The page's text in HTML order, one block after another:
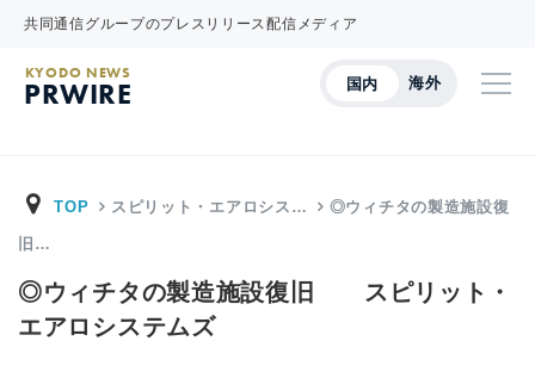
共同通信グループのプレスリリース配信メディア
国内 海外
KYODO NEWS
PRWIRE
TOP スピリット・エアロシス… ◎ウィチタの製造施設復
旧…
◎ウィチタの製造施設復旧 スピリット・
エアロシステムズ